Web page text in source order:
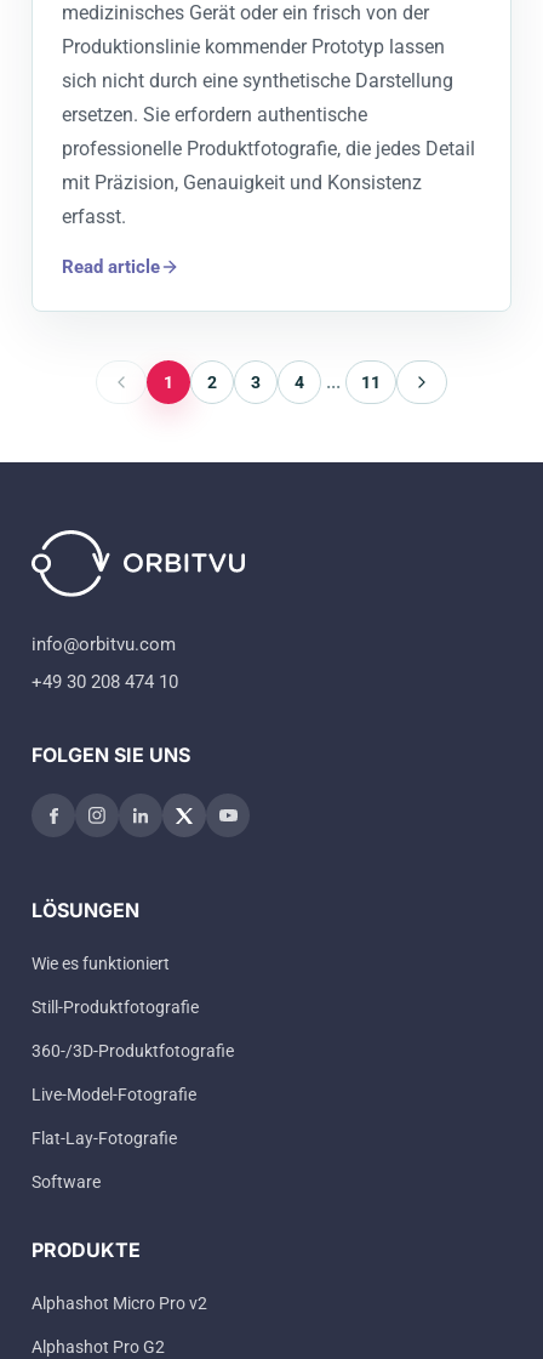
medizinisches Gerät oder ein frisch von der
Produktionslinie kommender Prototyp lassen
sich nicht durch eine synthetische Darstellung
ersetzen. Sie erfordern authentische
professionelle Produktfotografie, die jedes Detail
mit Präzision, Genauigkeit und Konsistenz
erfasst.
Read article
1 2 3 4 ... 11
info@orbitvu.com
+49 30 208 474 10
FOLGEN SIE UNS
LÖSUNGEN
Wie es funktioniert
Still-Produktfotografie
360-/3D-Produktfotografie
Live-Model-Fotografie
Flat-Lay-Fotografie
Software
PRODUKTE
Alphashot Micro Pro v2
Alphashot Pro G2